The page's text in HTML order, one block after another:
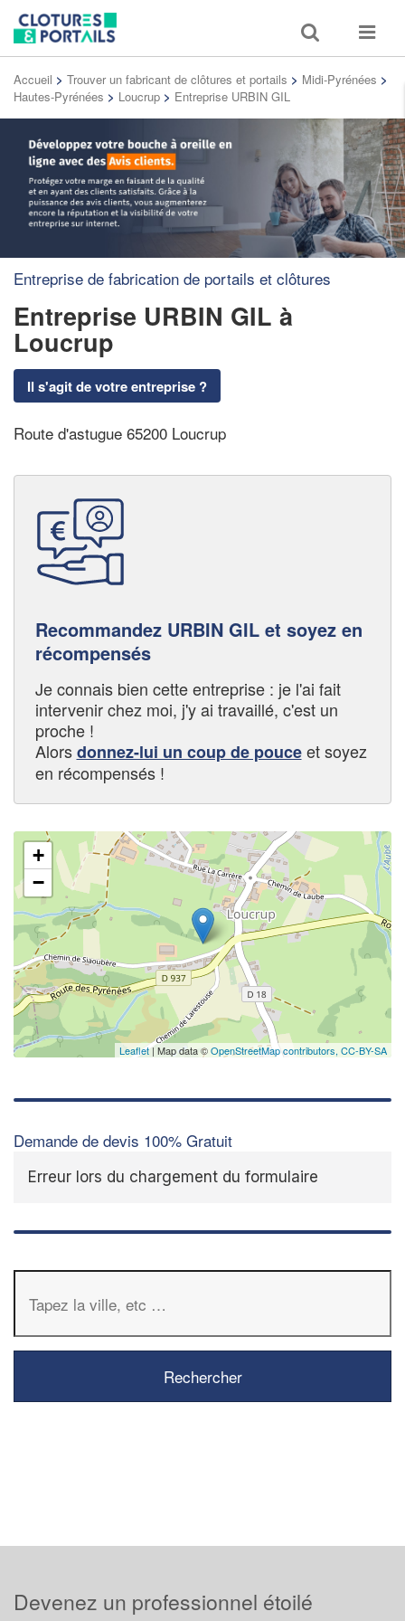
Toggle
search
Toggle
Accueil > Trouver un fabricant de clôtures et portails > Midi-Pyrénées >
Hautes-Pyrénées > Loucrup > Entreprise URBIN GIL
Entreprise de fabrication de portails et clôtures
Entreprise URBIN GIL à
Loucrup
Il s'agit de votre entreprise ?
Route d'astugue 65200 Loucrup
Recommandez URBIN GIL et soyez en
récompensés
Je connais bien cette entreprise : je l'ai fait
intervenir chez moi, j'y ai travaillé, c'est un
proche !
Alorsdonnez-lui un coup de pouceet soyez
en récompensés !
+
−
Leaflet| Map data ©OpenStreetMap contributors, CC-BY-SA
Demande de devis 100% Gratuit
Erreur lors du chargement du formulaire
Devenez un professionnel étoilé